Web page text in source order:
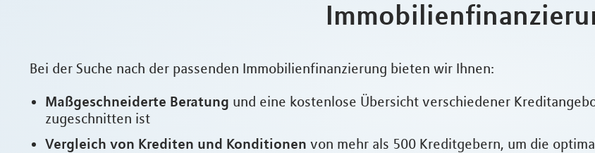
Bei der Suche nach der passenden Immobilienfinanzierung bieten wir Ihnen:
Maßgeschneiderte Beratung und eine kostenlose Übersicht verschiedener
zugeschnitten ist
Vergleich von Krediten und Konditionen von mehr als 500 Kreditgebern, um die